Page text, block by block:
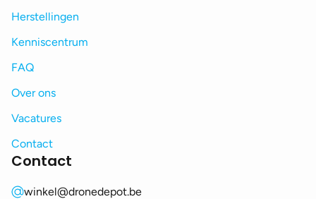
Herstellingen
Kenniscentrum
FAQ
Over ons
Vacatures
Contact
Contact
winkel@dronedepot.be